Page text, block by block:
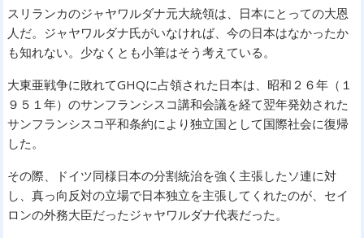
スリランカのジャヤワルダナ元大統領は、日本にとっての大恩
人だ。ジャヤワルダナ氏がいなければ、今の日本はなかったか
も知れない。少なくとも小筆はそう考えている。
大東亜戦争に敗れてGHQに占領された日本は、昭和２６年（１
９５１年）のサンフランシスコ講和会議を経て翌年発効された
サンフランシスコ平和条約により独立国として国際社会に復帰
した。
その際、ドイツ同様日本の分割統治を強く主張したソ連に対
し、真っ向反対の立場で日本独立を主張してくれたのが、セイ
ロンの外務大臣だったジャヤワルダナ代表だった。